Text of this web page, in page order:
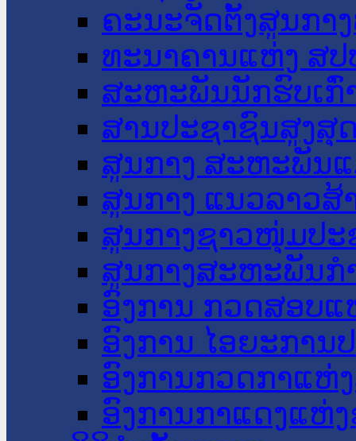
ຄະນະຈັດຕັ້ງສູນກາ
ທະນາຄານແຫ່ງ ສປ
ສະຫະພັນນັກຮົບເກົ່
ສານປະຊາຊົນສູງສຸ
ສູນກາງ ສະຫະພັນ
ສູນກາງ ແນວລາວສ້
ສູນກາງຊາວໜຸ່ມປະ
ສູນກາງສະຫະພັນກ
ອົງການ ກວດສອບແ
ອົງການ ໄອຍະການ
ອົງການກວດກາແຫ່
ອົງການກາແດງແຫ່